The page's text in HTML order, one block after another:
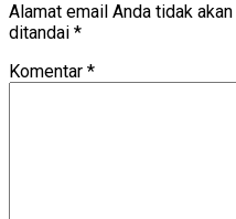
Alamat email Anda tidak
ditandai *
Komentar *